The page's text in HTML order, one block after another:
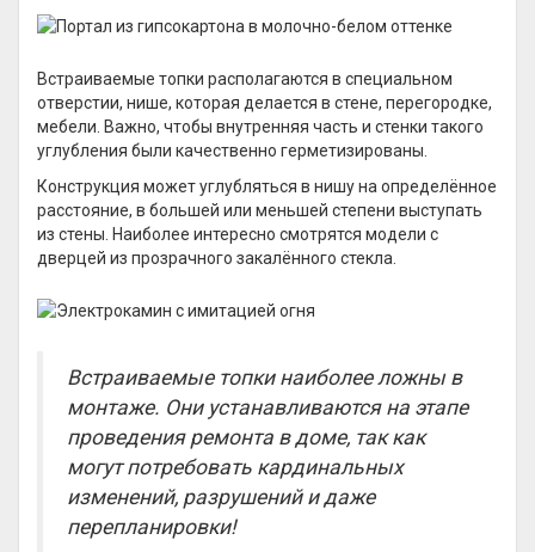
Встраиваемые топки располагаются в специальном
отверстии, нише, которая делается в стене, перегородке,
мебели. Важно, чтобы внутренняя часть и стенки такого
углубления были качественно герметизированы.
Конструкция может углубляться в нишу на определённое
расстояние, в большей или меньшей степени выступать
из стены. Наиболее интересно смотрятся модели с
дверцей из прозрачного закалённого стекла.
Встраиваемые топки наиболее ложны в
монтаже. Они устанавливаются на этапе
проведения ремонта в доме, так как
могут потребовать кардинальных
изменений, разрушений и даже
перепланировки!